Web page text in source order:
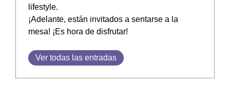
lifestyle.
¡Adelante, están invitados a sentarse a la
mesa! ¡Es hora de disfrutar!
Ver todas las entradas